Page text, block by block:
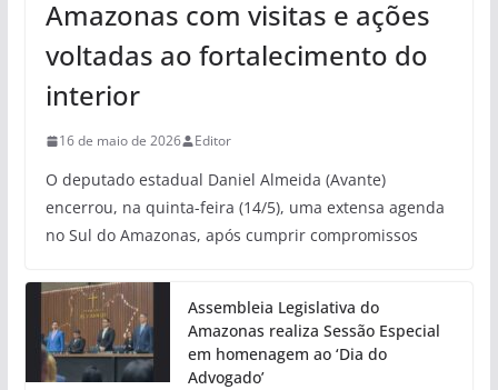
Amazonas com visitas e ações
voltadas ao fortalecimento do
interior
16 de maio de 2026 Editor
O deputado estadual Daniel Almeida (Avante)
encerrou, na quinta-feira (14/5), uma extensa agenda
no Sul do Amazonas, após cumprir compromissos
Assembleia Legislativa do
Amazonas realiza Sessão Especial
em homenagem ao ‘Dia do
Advogado’